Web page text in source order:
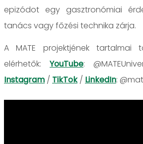
epizódot egy gasztronómiai
tanács vagy főzési technika zárja.
A MATE projektjének tartalmai
elérhetők: YouTube:
Instagram / TikTok/ LinkedIn: